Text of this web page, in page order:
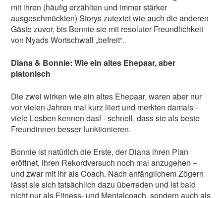
mit ihren (häufig erzählten und immer stärker
ausgeschmückten) Storys zutextet wie auch die anderen
Gäste zuvor, bis Bonnie sie mit resoluter Freundlichkeit
von Nyads Wortschwall „befreit“.
Diana & Bonnie: Wie ein altes Ehepaar, aber
platonisch
Die zwei wirken wie ein altes Ehepaar, waren aber nur
vor vielen Jahren mal kurz liiert und merkten damals -
viele Lesben kennen das! - schnell, dass sie als beste
Freundinnen besser funktionieren.
Bonnie ist natürlich die Erste, der Diana ihren Plan
eröffnet, ihren Rekordversuch noch mal anzugehen –
und zwar mit ihr als Coach. Nach anfänglichem Zögern
lässt sie sich tatsächlich dazu überreden und ist bald
nicht nur als Fitness- und Mentalcoach, sondern auch als